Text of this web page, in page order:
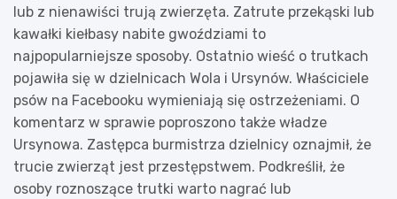
lub z nienawiści trują zwierzęta. Zatrute przekąski lub
kawałki kiełbasy nabite gwoździami to
najpopularniejsze sposoby. Ostatnio wieść o trutkach
pojawiła się w dzielnicach Wola i Ursynów. Właściciele
psów na Facebooku wymieniają się ostrzeżeniami. O
komentarz w sprawie poproszono także władze
Ursynowa. Zastępca burmistrza dzielnicy oznajmił, że
trucie zwierząt jest przestępstwem. Podkreślił, że
osoby roznoszące trutki warto nagrać lub